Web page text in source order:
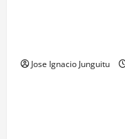
Jose Ignacio Junguitu
¿HABLAMOS DE VINO?